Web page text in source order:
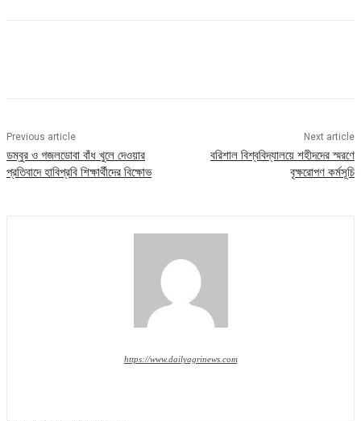
Previous article
ডম্বুর ও গজলডোবা বাঁধ খুলে দেওয়ার
প্রতিবাদে হাবিপ্রবি শিক্ষার্থীদের বিক্ষোভ
Next article
বরিশাল বিশ্ববিদ্যালয়ে শহীদদের স্মরণে
বৃক্ষরোপণ কর্মসূচি
https://www.dailyagrinews.com